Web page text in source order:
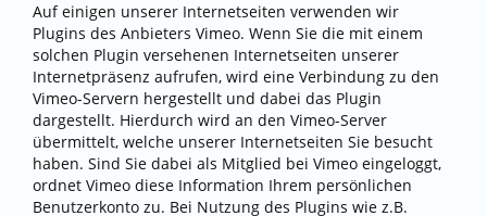
Auf einigen unserer Internetseiten verwenden wir
Plugins des Anbieters Vimeo. Wenn Sie die mit einem
solchen Plugin versehenen Internetseiten unserer
Internetpräsenz aufrufen, wird eine Verbindung zu den
Vimeo-Servern hergestellt und dabei das Plugin
dargestellt. Hierdurch wird an den Vimeo-Server
übermittelt, welche unserer Internetseiten Sie besucht
haben. Sind Sie dabei als Mitglied bei Vimeo eingeloggt,
ordnet Vimeo diese Information Ihrem persönlichen
Benutzerkonto zu. Bei Nutzung des Plugins wie z.B.